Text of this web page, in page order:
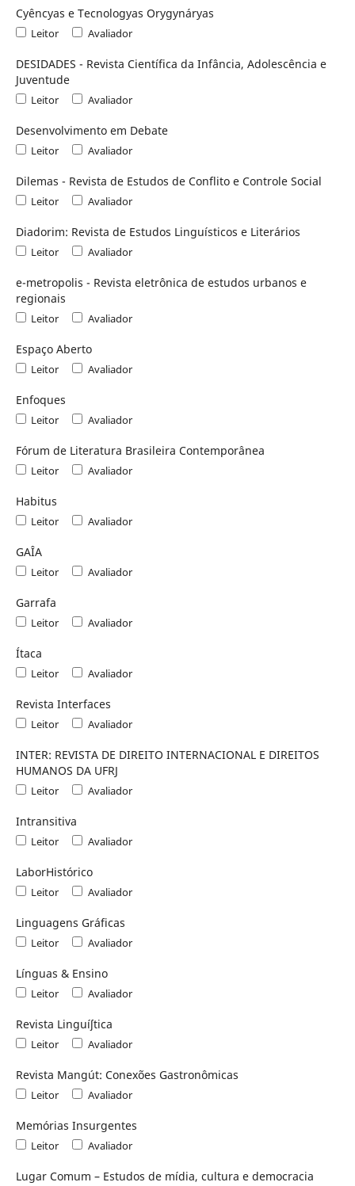
Cyêncyas e Tecnologyas Orygynáryas
Leitor Avaliador
DESIDADES - Revista Científica da Infância, Adolescência e
Juventude
Leitor Avaliador
Desenvolvimento em Debate
Leitor Avaliador
Dilemas - Revista de Estudos de Conflito e Controle Social
Leitor Avaliador
Diadorim: Revista de Estudos Linguísticos e Literários
Leitor Avaliador
e-metropolis - Revista eletrônica de estudos urbanos e
regionais
Leitor Avaliador
Espaço Aberto
Leitor Avaliador
Enfoques
Leitor Avaliador
Fórum de Literatura Brasileira Contemporânea
Leitor Avaliador
Habitus
Leitor Avaliador
GAÎA
Leitor Avaliador
Garrafa
Leitor Avaliador
Ítaca
Leitor Avaliador
Revista Interfaces
Leitor Avaliador
INTER: REVISTA DE DIREITO INTERNACIONAL E DIREITOS
HUMANOS DA UFRJ
Leitor Avaliador
Intransitiva
Leitor Avaliador
LaborHistórico
Leitor Avaliador
Linguagens Gráficas
Leitor Avaliador
Línguas & Ensino
Leitor Avaliador
Revista Linguíʃtica
Leitor Avaliador
Revista Mangút: Conexões Gastronômicas
Leitor Avaliador
Memórias Insurgentes
Leitor Avaliador
Lugar Comum – Estudos de mídia, cultura e democracia